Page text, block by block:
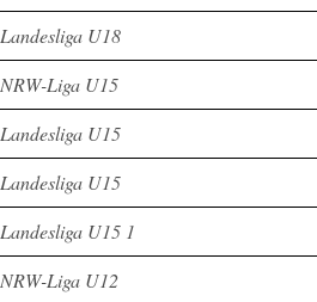
Landesliga U18
NRW-Liga U15
Landesliga U15
Landesliga U15
Landesliga U15 1
NRW-Liga U12